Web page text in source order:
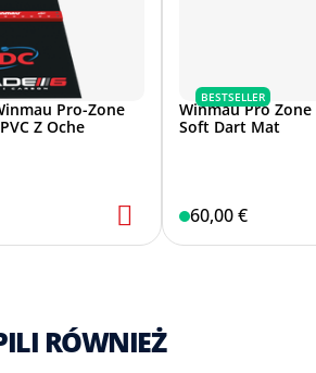
Pro-Zone
Z Oche
BESTSELLER
Winmau Pro
Soft Dart Mat
60,00 €
RÓWNIEŻ